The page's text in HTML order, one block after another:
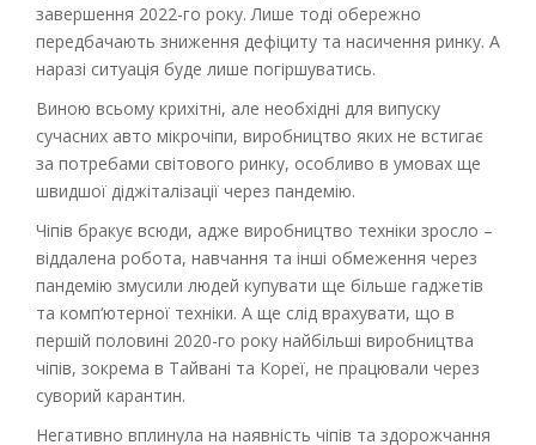
завершення 2022-го року. Лише тоді обережно
передбачають зниження дефіциту та насичення ринку. А
наразі ситуація буде лише погіршуватись.
Виною всьому крихітні, але необхідні для випуску
сучасних авто мікрочіпи, виробництво яких не встигає
за потребами світового ринку, особливо в умовах ще
швидшої діджіталізації через пандемію.
Чіпів бракує всюди, адже виробництво техніки зросло –
віддалена робота, навчання та інші обмеження через
пандемію змусили людей купувати ще більше гаджетів
та комп‘ютерної техніки. А ще слід врахувати, що в
першій половині 2020-го року найбільші виробництва
чіпів, зокрема в Тайвані та Кореї, не працювали через
суворий карантин.
Негативно вплинула на наявність чіпів та здорожчання